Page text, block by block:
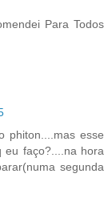
Para Todos
phiton....mas esse
eu faço?....na hora
segunda